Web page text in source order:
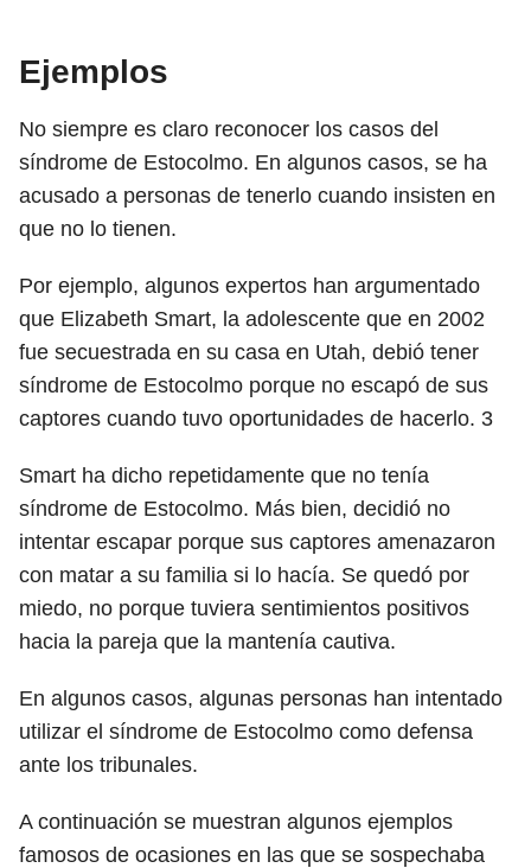
Ejemplos
No siempre es claro reconocer los casos del
síndrome de Estocolmo. En algunos casos, se ha
acusado a personas de tenerlo cuando insisten en
que no lo tienen.
Por ejemplo, algunos expertos han argumentado
que Elizabeth Smart, la adolescente que en 2002
fue secuestrada en su casa en Utah, debió tener
síndrome de Estocolmo porque no escapó de sus
captores cuando tuvo oportunidades de hacerlo. 3
Smart ha dicho repetidamente que no tenía
síndrome de Estocolmo. Más bien, decidió no
intentar escapar porque sus captores amenazaron
con matar a su familia si lo hacía. Se quedó por
miedo, no porque tuviera sentimientos positivos
hacia la pareja que la mantenía cautiva.
En algunos casos, algunas personas han intentado
utilizar el síndrome de Estocolmo como defensa
ante los tribunales.
A continuación se muestran algunos ejemplos
famosos de ocasiones en las que se sospechaba